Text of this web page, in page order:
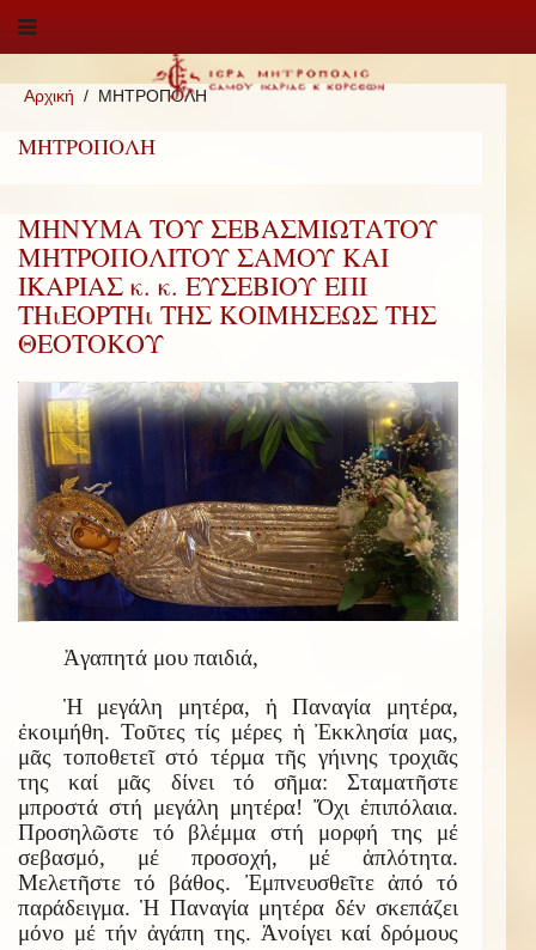
Αρχική ΜΗΤΡΟΠΟΛΗ
ΜΗΤΡΟΠΟΛΗ
MHNYMA ΤΟΥ ΣΕΒΑΣΜΙΩΤΑΤΟΥ
ΜΗΤΡΟΠΟΛΙΤΟΥ ΣΑΜΟΥ ΚΑΙ
ΙΚΑΡΙΑΣ κ. κ. ΕΥΣΕΒΙΟΥ ΕΠΙ
ΤΗιΕΟΡΤΗι ΤΗΣ ΚΟΙΜΗΣΕΩΣ ΤΗΣ
ΘΕΟΤΟΚΟΥ
Ἀγαπητά μου παιδιά,
Ἡ μεγάλη μητέρα, ἡ Παναγία μητέρα,
ἐκοιμήθη. Τοῦτες τίς μέρες ἡ Ἐκκλησία μας,
μᾶς τοποθετεῖ στό τέρμα τῆς γήινης τροχιᾶς
της καί μᾶς δίνει τό σῆμα: Σταματῆστε
μπροστά στή μεγάλη μητέρα! Ὄχι ἐπιπόλαια.
Προσηλῶστε τό βλέμμα στή μορφή της μέ
σεβασμό, μέ προσοχή, μέ ἁπλότητα.
Μελετῆστε τό βάθος. Ἐμπνευσθεῖτε ἀπό τό
παράδειγμα. Ἡ Παναγία μητέρα δέν σκεπάζει
μόνο μέ τήν ἀγάπη της. Ἀνοίγει καί δρόμους